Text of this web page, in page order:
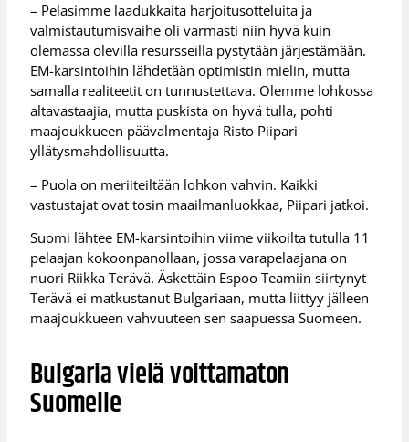
– Pelasimme laadukkaita harjoitusotteluita ja
valmistautumisvaihe oli varmasti niin hyvä kuin
olemassa olevilla resursseilla pystytään järjestämään.
EM-karsintoihin lähdetään optimistin mielin, mutta
samalla realiteetit on tunnustettava. Olemme lohkossa
altavastaajia, mutta puskista on hyvä tulla, pohti
maajoukkueen päävalmentaja Risto Piipari
yllätysmahdollisuutta.
– Puola on meriiteiltään lohkon vahvin. Kaikki
vastustajat ovat tosin maailmanluokkaa, Piipari jatkoi.
Suomi lähtee EM-karsintoihin viime viikoilta tutulla 11
pelaajan kokoonpanollaan, jossa varapelaajana on
nuori Riikka Terävä. Äskettäin Espoo Teamiin siirtynyt
Terävä ei matkustanut Bulgariaan, mutta liittyy jälleen
maajoukkueen vahvuuteen sen saapuessa Suomeen.
Bulgaria vielä voittamaton
Suomelle